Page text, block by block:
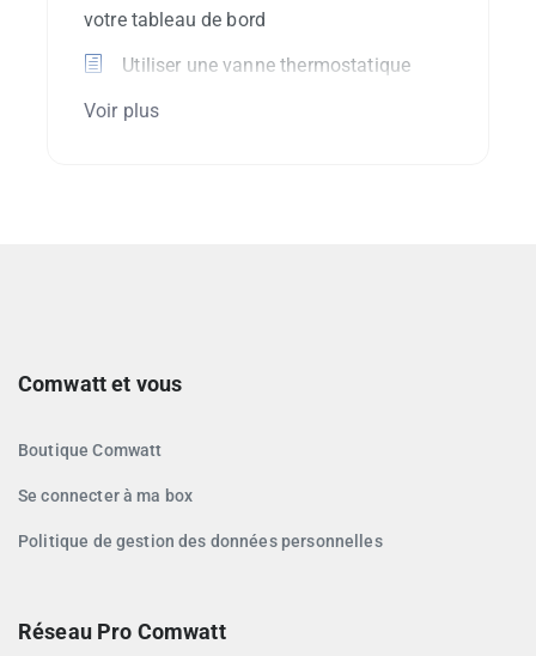
votre tableau de bord
Utiliser une vanne thermostatique
Voir plus
Comwatt et vous
Boutique Comwatt
Se connecter à ma box
Politique de gestion des données personnelles
Réseau Pro Comwatt